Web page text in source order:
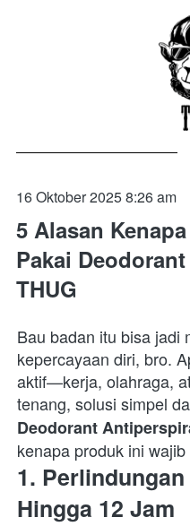
16 Oktober 2025 8:26 am
5 Alasan
Pakai
THUG
Bau badan itu bisa jadi
kepercayaan diri, bro.
aktif—kerja, olahraga,
tenang, solusi simpel
Deodorant
kenapa produk ini
1.
Hingga 12 Jam